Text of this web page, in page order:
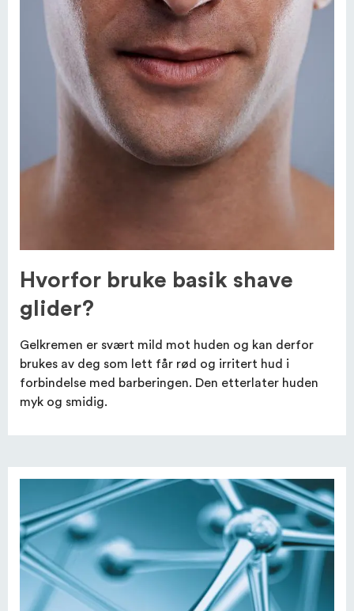
Hvorfor bruke basik shave
glider?
Gelkremen er svært mild mot huden og kan derfor
brukes av deg som lett får rød og irritert hud i
forbindelse med barberingen. Den etterlater huden
myk og smidig.